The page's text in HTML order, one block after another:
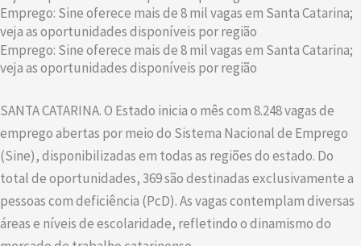
Emprego: Sine oferece mais de 8 mil vagas em Santa Catarina;
veja as oportunidades disponíveis por região
Emprego: Sine oferece mais de 8 mil vagas em Santa Catarina;
veja as oportunidades disponíveis por região
SANTA CATARINA. O Estado inicia o mês com 8.248 vagas de
emprego abertas por meio do Sistema Nacional de Emprego
(Sine), disponibilizadas em todas as regiões do estado. Do
total de oportunidades, 369 são destinadas exclusivamente a
pessoas com deficiência (PcD). As vagas contemplam diversas
áreas e níveis de escolaridade, refletindo o dinamismo do